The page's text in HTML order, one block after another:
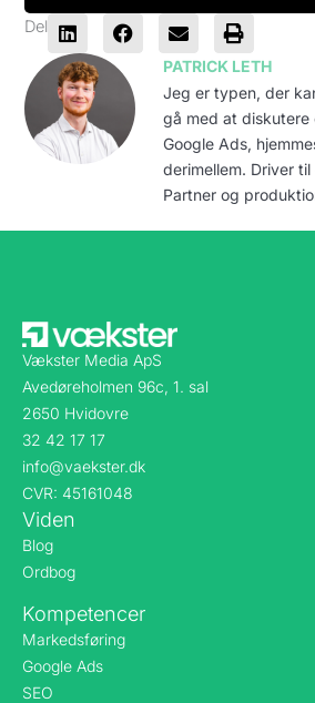
Del
PATRICK LETH
Jeg er typen, der
gå med at diskutere
Google Ads,
derimellem. Driver
Partner og
Vækster Media ApS
Avedøreholmen 96c, 1. sal
2650 Hvidovre
32 42 17 17
info@vaekster.dk
CVR: 45161048
Viden
Blog
Ordbog
Kompetencer
Markedsføring
Google Ads
SEO